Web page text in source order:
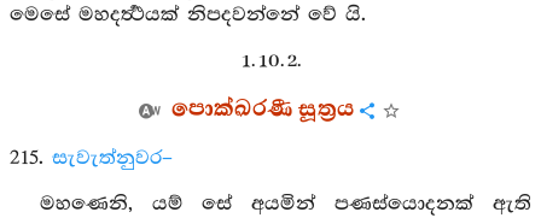
මෙසේ මහදර්‍ත්‍ථයක් නිපදවන්නේ වේ යි.
1. 10. 2.
පොක්ඛරණී සූත්‍රය
215. සැවැත්නුවර–
මහණෙනි, යම් සේ අයමින් පණස්යොදනක් ඇති